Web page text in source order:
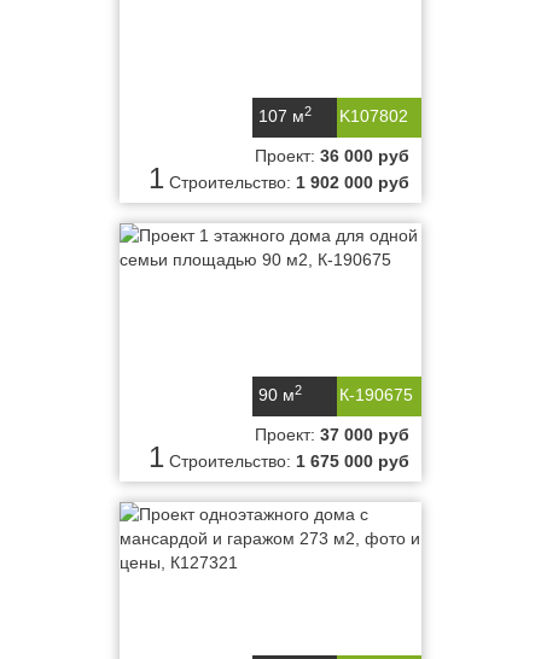
K107802
107 м2
1
Проект: 36 000 руб
Строительство: 1 902 000 руб
К-190675
90 м2
1
Проект: 37 000 руб
Строительство: 1 675 000 руб